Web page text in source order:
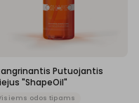
Putuojantis
"ShapeOil"
odos tipams